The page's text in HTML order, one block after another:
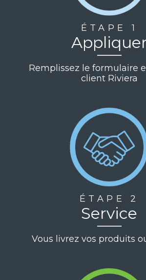
ÉTAPE 1
Remplissez le formulaire
client Riviera
ÉTAPE 2
Service
Vous livrez vos produits